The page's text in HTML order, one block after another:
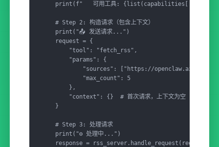
print(f"   可用工具:
    # Step 2: 构造请求（包含上下文）
    print("📤 发送请求...")
    request = {
        "tool": "fetch_rss",
        "params": {
            "sources": ["https://openclaw.ai/blog"],
            "max_count": 5
        },
        "context": {}  # 首次请求，上下文为空
    }
    # Step 3: 处理请求
    print("⚙️ 处理中...")
    response = rss_server.handle_request(request)